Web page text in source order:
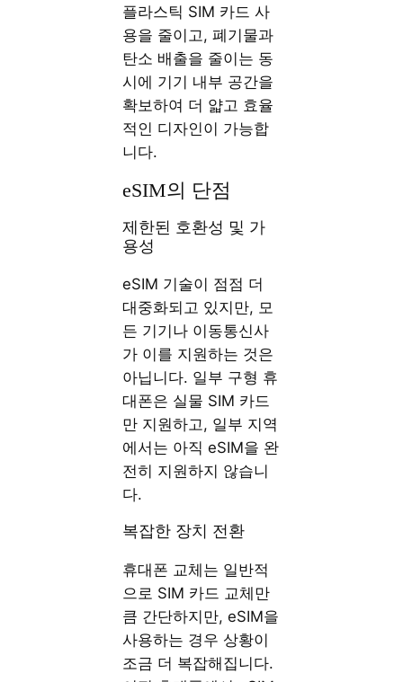
플라스틱 SIM 카드 사
용을 줄이고, 폐기물과
탄소 배출을 줄이는 동
시에 기기 내부 공간을
확보하여 더 얇고 효율
적인 디자인이 가능합
니다.
eSIM의 단점
제한된 호환성 및 가
용성
eSIM 기술이 점점 더
대중화되고 있지만, 모
든 기기나 이동통신사
가 이를 지원하는 것은
아닙니다. 일부 구형 휴
대폰은 실물 SIM 카드
만 지원하고, 일부 지역
에서는 아직 eSIM을 완
전히 지원하지 않습니
다.
복잡한 장치 전환
휴대폰 교체는 일반적
으로 SIM 카드 교체만
큼 간단하지만, eSIM을
사용하는 경우 상황이
조금 더 복잡해집니다.